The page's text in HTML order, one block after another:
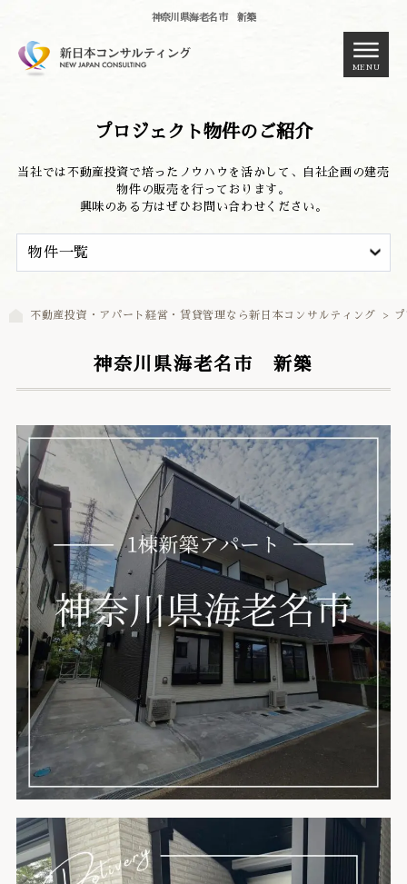
神奈川県海老名市 新築
MENU
プロジェクト物件のご紹介
当社では不動産投資で培ったノウハウを活かして、自社企画の建売
物件の販売を行っております。
興味のある方はぜひお問い合わせください。
不動産投資・アパート経営・賃貸管理なら新日本コンサルティング >
神奈川県海老名市 新築